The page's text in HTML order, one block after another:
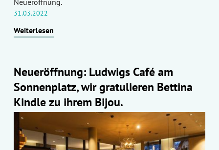
Neueröffnung.
31.03.2022
Weiterlesen
Neueröffnung: Ludwigs Café am
Sonnenplatz, wir gratulieren Bettina
Kindle zu ihrem Bijou.